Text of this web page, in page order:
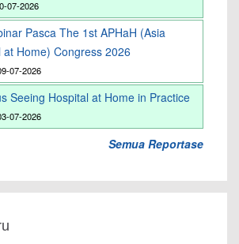
07-2026
Pasca The 1st APHaH (Asia
at Home) Congress 2026
07-2026
Seeing Hospital at Home in Practice
07-2026
Semua Reportase